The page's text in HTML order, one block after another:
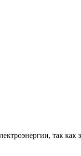
так как